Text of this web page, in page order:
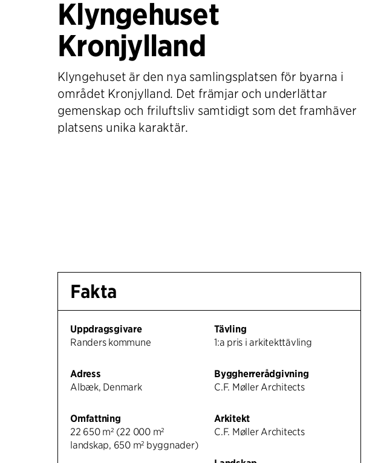
Klyngehuset
Kronjylland
Klyngehuset är den nya samlingsplatsen för byarna i
området Kronjylland. Det främjar och underlättar
gemenskap och friluftsliv samtidigt som det framhäver
platsens unika karaktär.
Fakta
Uppdragsgivare
Randers kommune
Adress
Albæk, Denmark
Omfattning
22 650 m² (22 000 m²
landskap, 650 m² byggnader)
Tävling
1:a pris i arkitekttävling
Byggherrerådgivning
C.F. Møller Architects
Arkitekt
C.F. Møller Architects